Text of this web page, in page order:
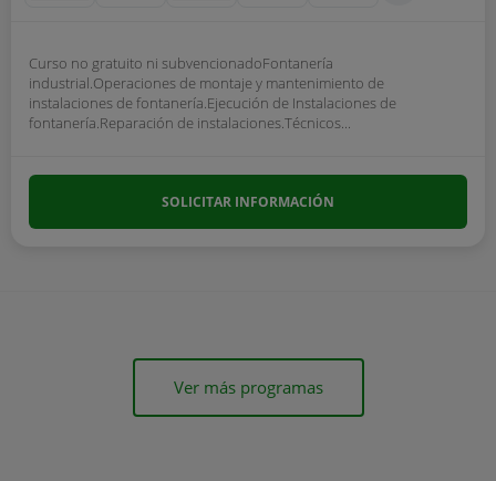
Curso no gratuito ni subvencionadoFontanería
industrial.Operaciones de montaje y mantenimiento de
instalaciones de fontanería.Ejecución de Instalaciones de
fontanería.Reparación de instalaciones.Técnicos...
SOLICITAR INFORMACIÓN
Ver más programas